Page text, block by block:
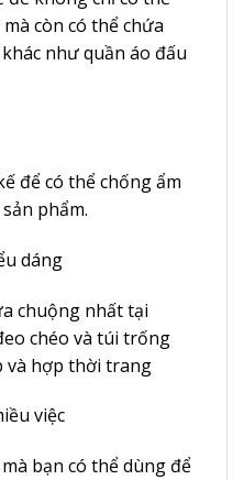
còn có thể chứa
như quần áo đấu
để có thể chống ẩm
phẩm.
dáng
chuộng nhất tại
chéo và túi trống
và hợp thời trang
việc
bạn có thể dùng để